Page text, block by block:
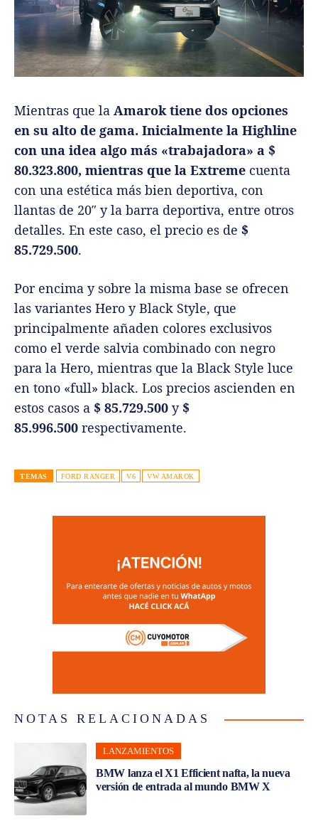
Mientras que la Amarok tiene dos opciones
en su alto de gama. Inicialmente la Highline
con una idea algo más «trabajadora» a $
80.323.800, mientras que la Extreme cuenta
con una estética más bien deportiva, con
llantas de 20″ y la barra deportiva, entre otros
detalles. En este caso, el precio es de $
85.729.500.
Por encima y sobre la misma base se ofrecen
las variantes Hero y Black Style, que
principalmente añaden colores exclusivos
como el verde salvia combinado con negro
para la Hero, mientras que la Black Style luce
en tono «full» black. Los precios ascienden en
estos casos a $ 85.729.500 y $
85.996.500 respectivamente.
TEMAS FORD RANGER V6 VW AMAROK
NOTAS RELACIONADAS
LANZAMIENTOS
BMW lanza el X1 Efficient nafta, la nueva
versión de entrada al mundo BMW X